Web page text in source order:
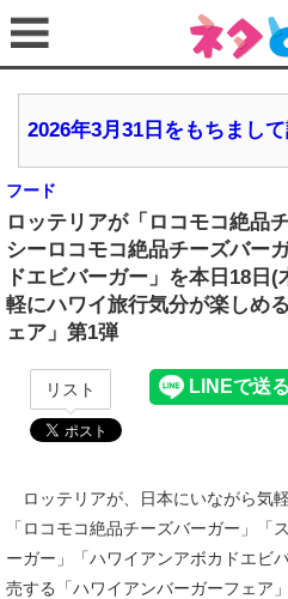
2026年3月31日をもちまし
フード
ロッテリアが「ロコモコ絶品
シーロコモコ絶品チーズバー
ドエビバーガー」を本日18日
軽にハワイ旅行気分が楽しめ
ェア」第1弾
リスト
ロッテリアが、日本にいながら気
「ロコモコ絶品チーズバーガー」「
ーガー」「ハワイアンアボカドエビ
売する「ハワイアンバーガーフェア